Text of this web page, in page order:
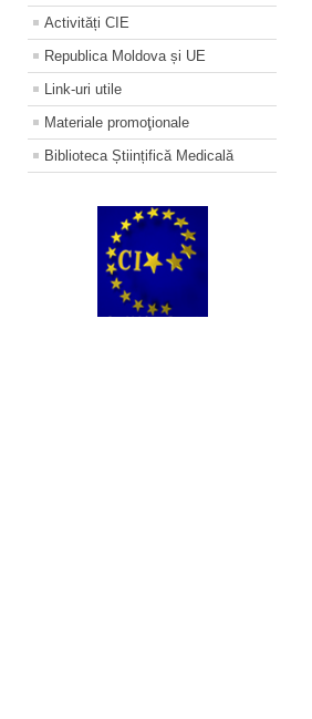
Activități CIE
Republica Moldova și UE
Link-uri utile
Materiale promoţionale
Biblioteca Științifică Medicală